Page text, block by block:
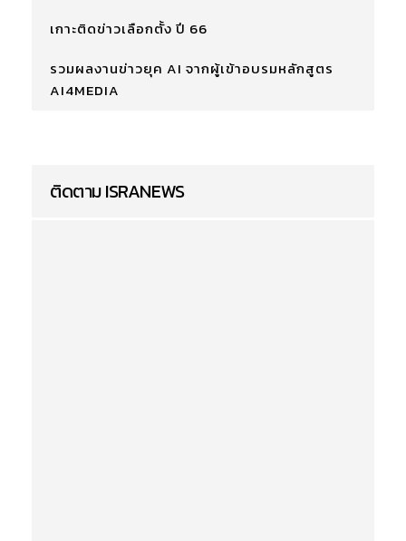
เกาะติดข่าวเลือกตั้ง ปี 66
รวมผลงานข่าวยุค AI จากผู้เข้าอบรมหลักสูตร
AI4MEDIA
ติดตาม ISRANEWS